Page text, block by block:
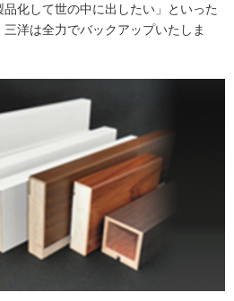
化して世の中に出したい」といった
洋は全力でバックアップいたしま